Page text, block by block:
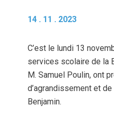
14 . 11 . 2023
C’est le lundi 13
services scolaire de la
M. Samuel Poulin, ont
d’agrandissement et
Benjamin.